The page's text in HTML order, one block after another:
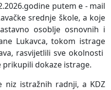
putem e - mail
srednje škole, a koje
osoblje osnovnih i
Lukavca, tokom istrage
rasvijetlili sve okolnosti
dokaze istrage.
niz istražnih radnji, a KDZ